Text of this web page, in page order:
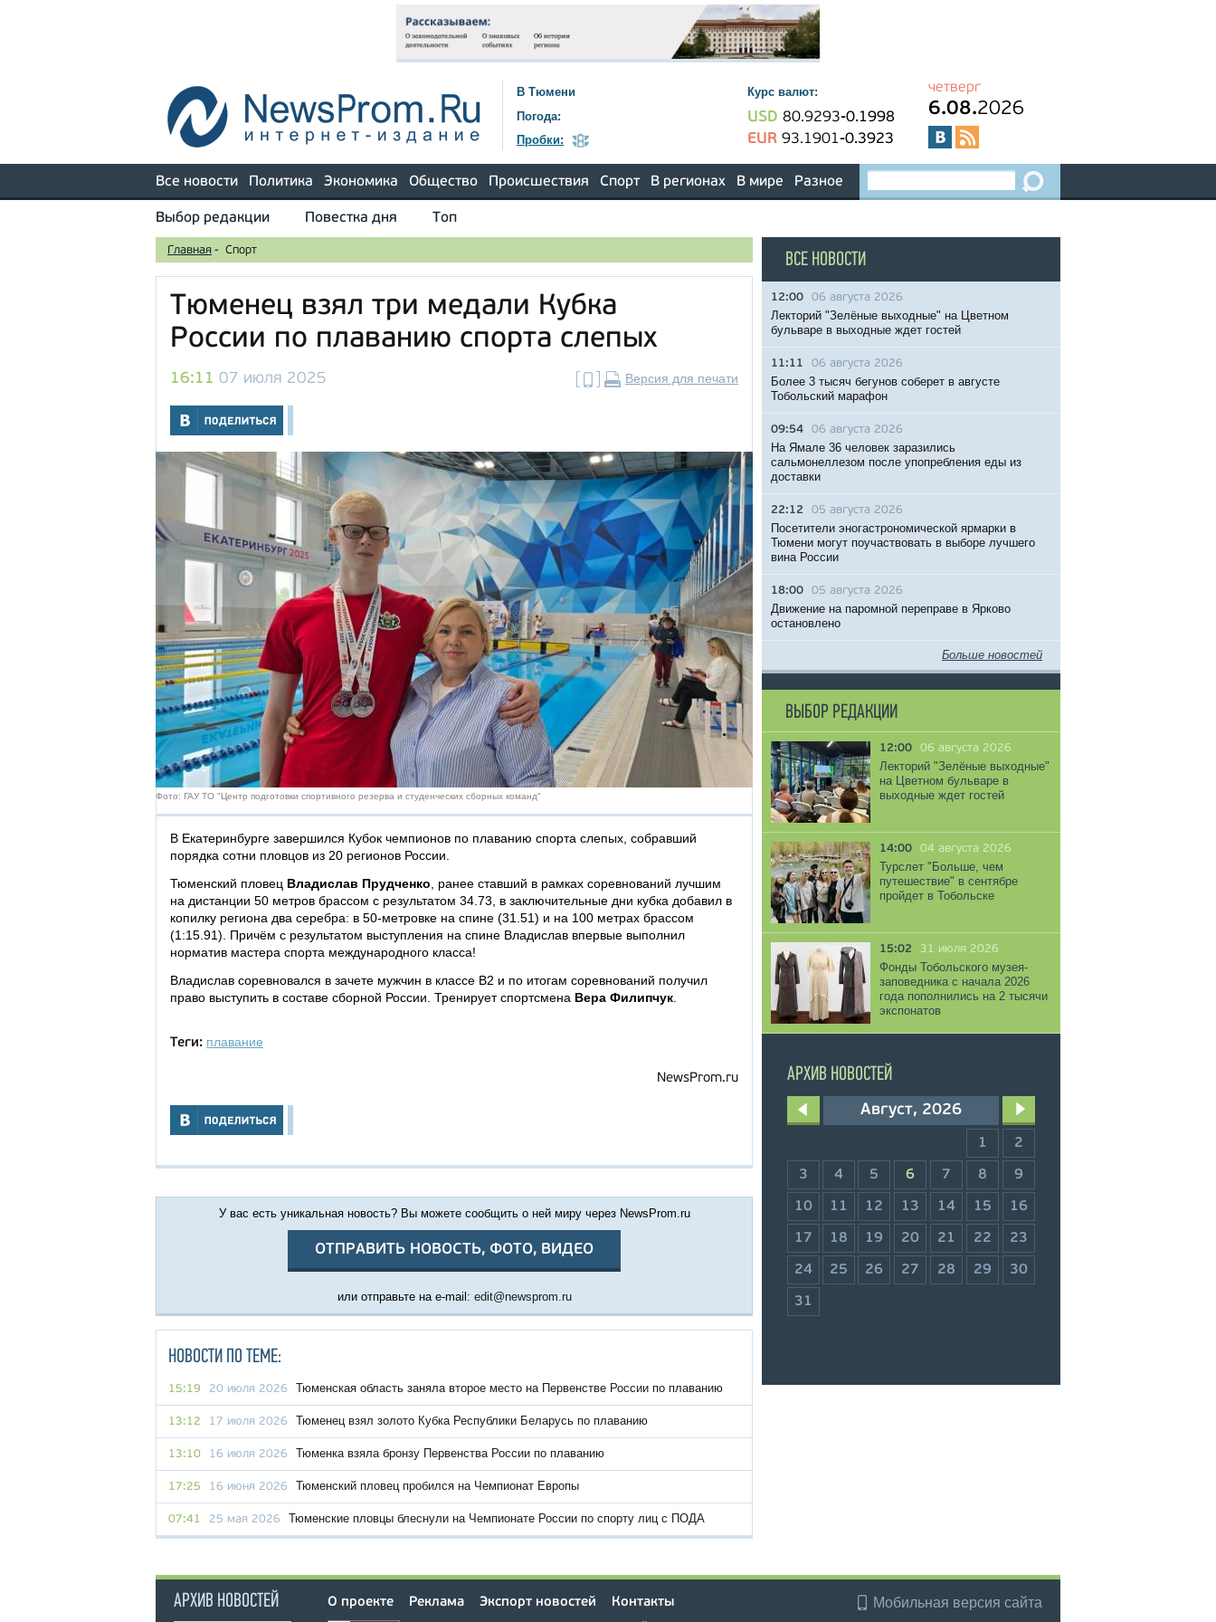
В Тюмени
Погода:
Пробки:
Курс валют:
USD 80.9293-0.1998
EUR 93.1901-0.3923
четверг
6.08.2026
Все новости Политика Экономика Общество Происшествия Спорт В регионах В мире Разное
Выбор редакции Повестка дня Топ
Главная - Спорт
Тюменец взял три медали Кубка
России по плаванию спорта слепых
16:11 07 июля 2025 Версия для печати
Фото: ГАУ ТО "Центр подготовки спортивного резерва и студенческих сборных команд"
В Екатеринбурге завершился Кубок чемпионов по плаванию спорта слепых, собравший
порядка сотни пловцов из 20 регионов России.
Тюменский пловец Владислав Прудченко , ранее ставший в рамках соревнований лучшим
на дистанции 50 метров брассом с результатом 34.73, в заключительные дни кубка добавил в
копилку региона два серебра: в 50-метровке на спине (31.51) и на 100 метрах брассом
(1:15.91). Причём с результатом выступления на спине Владислав впервые выполнил
норматив мастера спорта международного класса!
Владислав соревновался в зачете мужчин в классе B2 и по итогам соревнований получил
право выступить в составе сборной России. Тренирует спортсмена Вера Филипчук
Теги: плавание
NewsProm.ru
У вас есть уникальная новость? Вы можете сообщить о ней миру через NewsProm.ru
ОТПРАВИТЬ НОВОСТЬ, ФОТО, ВИДЕО
или отправьте на e-mail: edit@newsprom.ru
НОВОСТИ ПО ТЕМЕ:
15:19 20 июля 2026 Тюменская область заняла второе место на Первенстве России по плаванию
13:12 17 июля 2026 Тюменец взял золото Кубка Республики Беларусь по плаванию
13:10 16 июля 2026 Тюменка взяла бронзу Первенства России по плаванию
17:25 16 июня 2026 Тюменский пловец пробился на Чемпионат Европы
07:41 25 мая 2026 Тюменские пловцы блеснули на Чемпионате России по спорту лиц с ПОДА
ВСЕ НОВОСТИ
12:00 06 августа 2026
Лекторий "Зелёные выходные" на Цветном
бульваре в выходные ждет гостей
11:11 06 августа 2026
Более 3 тысяч бегунов соберет в августе
Тобольский марафон
09:54 06 августа 2026
На Ямале 36 человек заразились
сальмонеллезом после упопребления еды из
доставки
22:12 05 августа 2026
Посетители эногастрономической ярмарки в
Тюмени могут поучаствовать в выборе лучшего
вина России
18:00 05 августа 2026
Движение на паромной переправе в Ярково
остановлено
Больше новостей
ВЫБОР РЕДАКЦИИ
12:00 06 августа 2026
Лекторий "Зелёные выходные"
на Цветном бульваре в
выходные ждет гостей
14:00 04 августа 2026
Турслет "Больше, чем
путешествие" в сентябре
пройдет в Тобольске
15:02 31 июля 2026
Фонды Тобольского музея-
заповедника с начала 2026
года пополнились на 2 тысячи
экспонатов
АРХИВ НОВОСТЕЙ
Август, 2026
1 2
3 4 5 6 7 8 9
10 11 12 13 14 15 16
17 18 19 20 21 22 23
24 25 26 27 28 29 30
31
АРХИВ НОВОСТЕЙ О проекте Реклама Экспорт новостей Контакты Мобильная версия сайта